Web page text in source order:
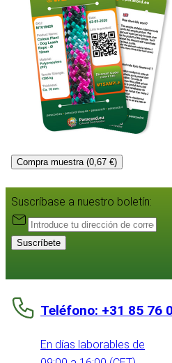
Compra muestra (0,67 €)
Suscríbase a nuestro boletín:
Suscríbete
Teléfono: +31 85 76
En días laborables de